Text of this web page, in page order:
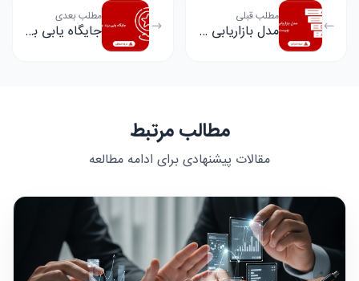
مطلب قبلی
مدل بازاریابی AIDA چیست؟
مطلب بعدی
جایگاه یابی برند چیست؟
مطالب مرتبط
مقالات پیشنهادی برای ادامه مطالعه